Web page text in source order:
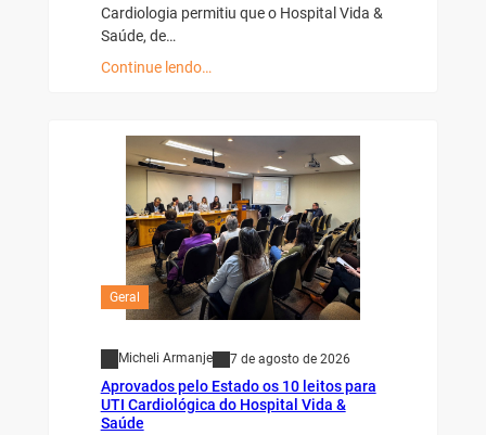
Cardiologia permitiu que o Hospital Vida &
Saúde, de…
Continue lendo…
Geral
Micheli Armanje 7 de agosto de 2026
Aprovados pelo Estado os 10 leitos para
UTI Cardiológica do Hospital Vida &
Saúde